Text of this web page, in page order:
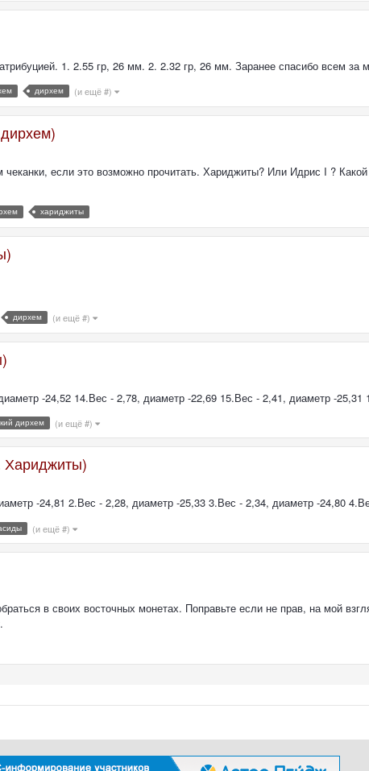
1. 2.55 гр, 26 мм. 2. 2.32 гр, 26 мм. Заранее спасибо всем за
дирхем (и ещё #)
если это возможно прочитать. Хариджиты? Или Идрис I ?
хариджиты
дирхем (и ещё #)
-24,52 14.Вес - 2,78, диаметр -22,69 15.Вес - 2,41, диаметр -25,31
дирхем (и ещё #)
Хариджиты)
-24,81 2.Вес - 2,28, диаметр -25,33 3.Вес - 2,34, диаметр -24,80
(и ещё #)
в своих восточных монетах. Поправьте если не прав, на мой